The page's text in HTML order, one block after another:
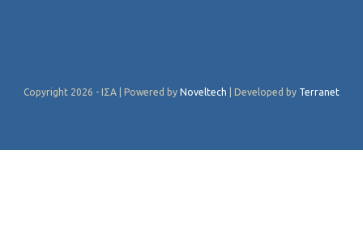
Copyright 2026 - ΙΣΑ | Powered by Noveltech | Developed by Terranet